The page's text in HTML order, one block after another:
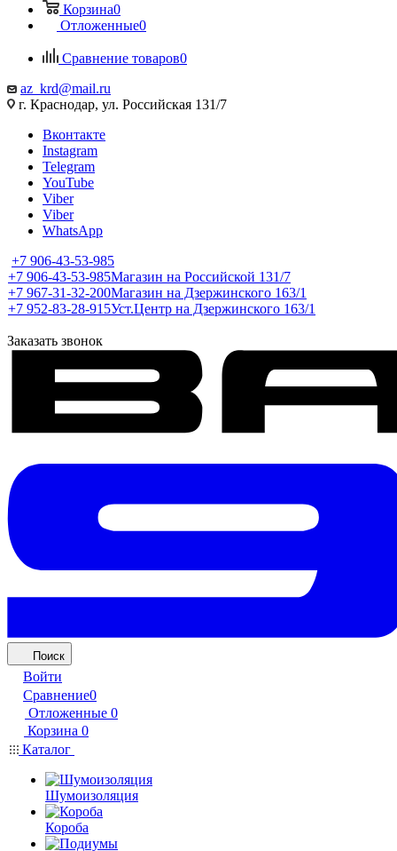
Корзина0
Отложенные0
Сравнение товаров0
az_krd@mail.ru
г. Краснодар, ул. Российская 131/7
Вконтакте
Instagram
Telegram
YouTube
Viber
Viber
WhatsApp
+7 906-43-53-985
+7 906-43-53-985Магазин на Российской 131/7
+7 967-31-32-200Магазин на Дзержинского 163/1
+7 952-83-28-915Уст.Центр на Дзержинского 163/1
Заказать звонок
Поиск
Войти
Сравнение0
Отложенные 0
Корзина 0
Каталог
Шумоизоляция
Короба